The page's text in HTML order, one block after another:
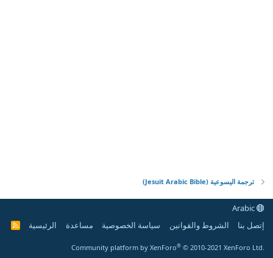
ترجمة اليسوعية (Jesuit Arabic Bible)
إتصل بنا
الشروط والقوانين سياسة الخصوصية مساعدة الرئيسية
R
Community platform by XenForo® © 2010-2021 XenForo Ltd.